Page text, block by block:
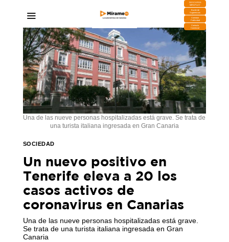
DESCARGA
MIRAPLAY
Buzón de
Sugerencias
Contratar
Publicidad
Contacto
Comercial
Una de las nueve personas hospitalizadas está grave. Se trata de
una turista italiana ingresada en Gran Canaria
SOCIEDAD
Un nuevo positivo en
Tenerife eleva a 20 los
casos activos de
coronavirus en Canarias
Una de las nueve personas hospitalizadas está grave.
Se trata de una turista italiana ingresada en Gran
Canaria